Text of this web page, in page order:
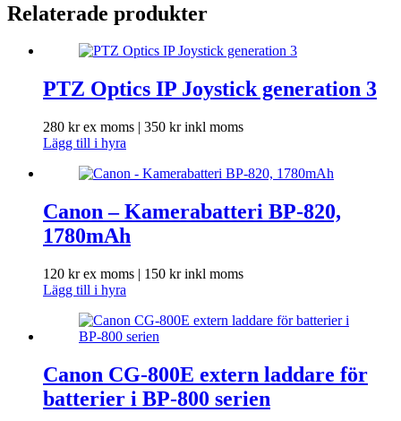
Relaterade produkter
PTZ Optics IP Joystick generation 3
280 krex moms | 350 krinkl moms
Lägg till i hyra
Canon – Kamerabatteri BP-820,
1780mAh
120 krex moms | 150 krinkl moms
Lägg till i hyra
Canon CG-800E extern laddare för
batterier i BP-800 serien